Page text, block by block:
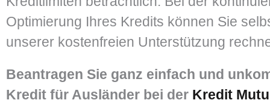
Optimierung Ihres Kredits können Sie
unserer kostenfreien Unterstützung
Beantragen Sie ganz einfach und
Kredit für Ausländer bei der Kredit